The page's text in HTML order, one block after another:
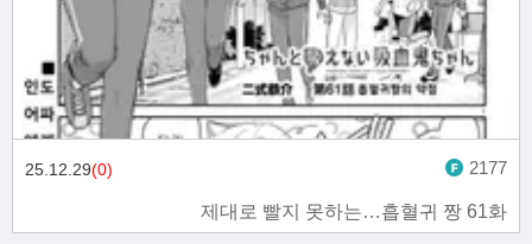
제대로 빨지 못하는…흡혈귀 짱 61화
25.12.29(0) 2177